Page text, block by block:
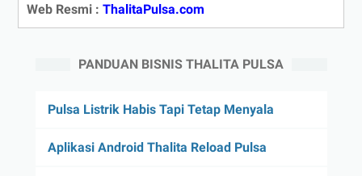
Web Resmi : ThalitaPulsa.com
PANDUAN BISNIS THALITA PULSA
Pulsa Listrik Habis Tapi Tetap Menyala
Aplikasi Android Thalita Reload Pulsa